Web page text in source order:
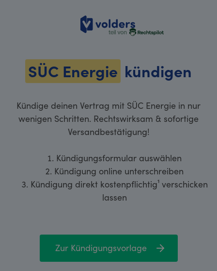
volders
SÜC Energie kündigen
Kündige deinen Vertrag mit SÜC Energie in nur
wenigen Schritten. Rechtswirksam & sofortige
Versandbestätigung!
Kündigungsformular auswählen
Kündigung online unterschreiben
Kündigung direkt kostenpflichtig¹ verschicken
lassen
Zur Kündigungsvorlage